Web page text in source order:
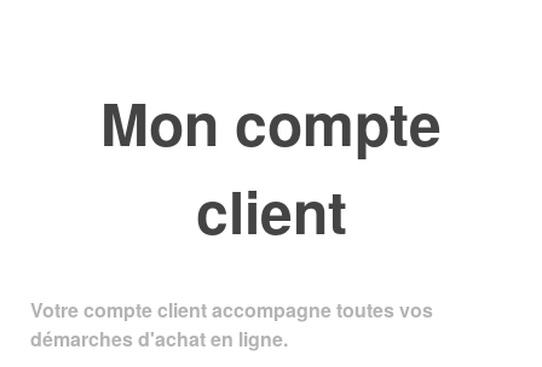
Mon compte
client
Votre compte client accompagne toutes vos
démarches d'achat en ligne.